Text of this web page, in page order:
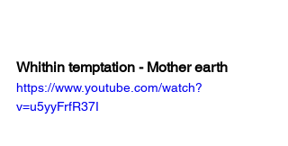
Whithin temptation - Mother earth
https://www.youtube.com/watch?
v=u5yyFrfR37I